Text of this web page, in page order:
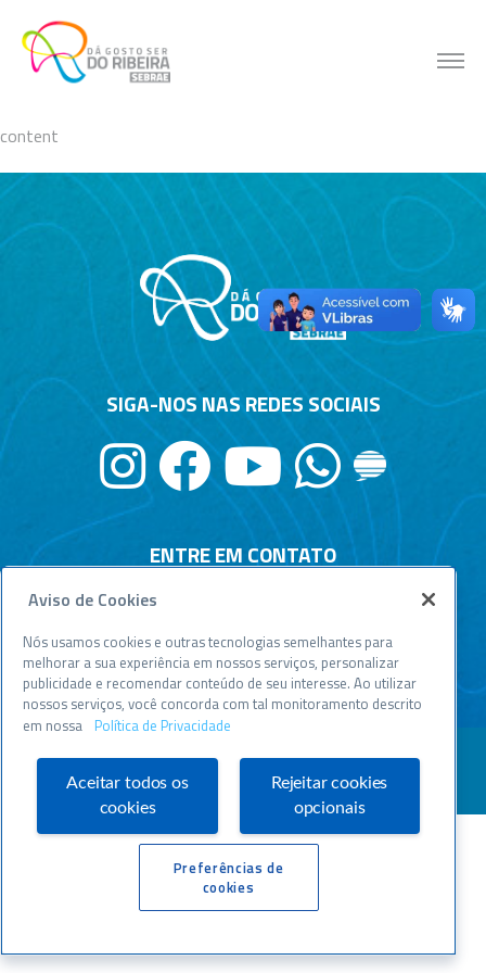
content
content
ENTRE EM CONTATO
Central de relacionamento
0800 570 0800
WWW.SEBRAESP.COM.BR
SIGA-NOS NAS REDES SOCIAIS
Aviso de Cookies
Nós usamos cookies e outras tecnologias semelhantes para
melhorar a sua experiência em nossos serviços, personalizar
publicidade e recomendar conteúdo de seu interesse. Ao utilizar
nossos serviços, você concorda com tal monitoramento descrito
em nossa Política de Privacidade
Aceitar todos os
cookies
Rejeitar cookies
opcionais
Preferências de
cookies